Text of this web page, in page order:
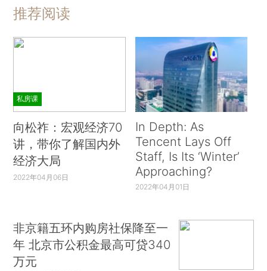
推荐阅读
私房课
向松祚：宏观经济70
讲，带你了解国内外
经济大局
2022年04月06日
In Depth: As
Tencent Lays Off
Staff, Is Its ‘Winter’
Approaching?
2022年04月01日
非京籍五环内购房社保降至一
年 北京市公积金最高可贷340
万元